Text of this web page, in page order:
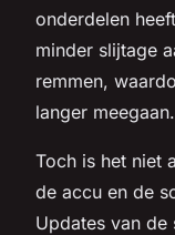
onderdelen
minder slijtage
remmen,
langer meegaan.
Toch is het niet
de accu en de
Updates van de